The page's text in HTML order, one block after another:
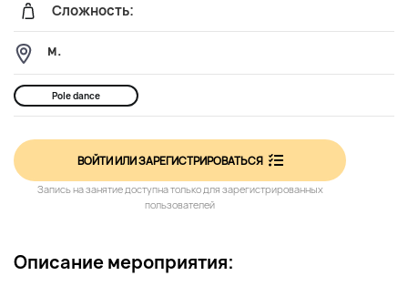
Сложность:
м.
Pole dance
ВОЙТИ ИЛИ ЗАРЕГИСТРИРОВАТЬСЯ
Запись на занятие доступна только для зарегистрированных
пользователей
Описание мероприятия: